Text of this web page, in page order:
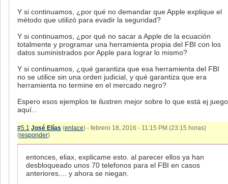
Y si continuamos, ¿por qué no demandar que Apple explique el
método que utilizó para evadir la seguridad?
Y si continuamos, ¿por qué no sacar a Apple de la ecuación
totalmente y programar una herramienta propia del FBI con los
datos suministrados por Apple para lograr lo mismo?
Y si continuamos, ¿qué garantiza que esa herramienta del FBI
no se utilice sin una orden judicial, y qué garantiza que era
herramienta no termine en el mercado negro?
Espero esos ejemplos te ilustren mejor sobre lo que está ej juego
aquí...
#5.1 José Elías (enlace) - febrero 18, 2016 - 11:15 PM (23:15 horas)
(responder)
entonces, eliax, explicame esto. al parecer ellos ya han
desbloqueado unos 70 telefonos para el FBI en casos
anteriores.... y ahora se niegan.